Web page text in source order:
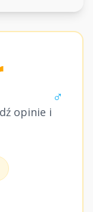
opinie i
♂